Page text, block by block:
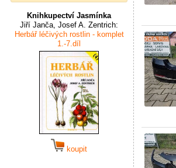
Knihkupectví Jasmínka
Jiří Janča, Josef A. Zentrich:
Herbář léčivých rostlin - komplet
1.-7.díl
koupit